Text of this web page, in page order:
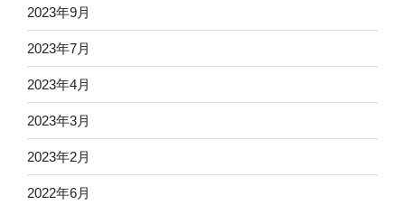
2023年9月
2023年7月
2023年4月
2023年3月
2023年2月
2022年6月